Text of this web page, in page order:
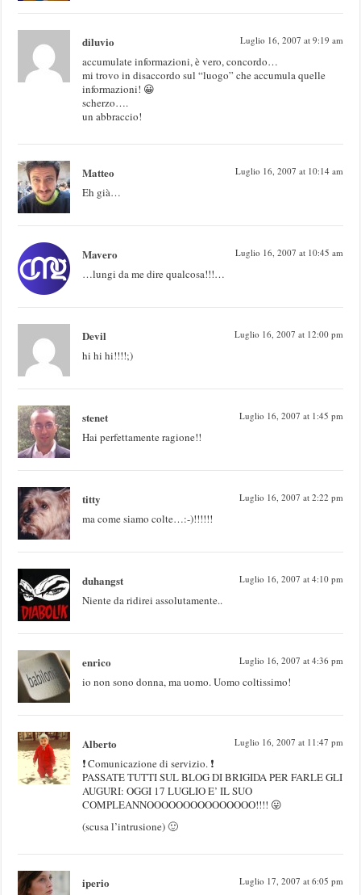
diluvio Luglio 16, 2007 at 9:19 am
accumulate informazioni, è vero, concordo…
mi trovo in disaccordo sul “luogo” che accumula quelle
informazioni! 😀
scherzo….
un abbraccio!
Matteo Luglio 16, 2007 at 10:14 am
Eh già…
Mavero Luglio 16, 2007 at 10:45 am
…lungi da me dire qualcosa!!!…
Devil Luglio 16, 2007 at 12:00 pm
hi hi hi!!!!;)
stenet Luglio 16, 2007 at 1:45 pm
Hai perfettamente ragione!!
titty Luglio 16, 2007 at 2:22 pm
ma come siamo colte…:-)!!!!!!
duhangst Luglio 16, 2007 at 4:10 pm
Niente da ridirei assolutamente..
enrico Luglio 16, 2007 at 4:36 pm
io non sono donna, ma uomo. Uomo coltissimo!
Alberto Luglio 16, 2007 at 11:47 pm
❗ Comunicazione di servizio. ❗
PASSATE TUTTI SUL BLOG DI BRIGIDA PER FARLE GLI
AUGURI: OGGI 17 LUGLIO E’ IL SUO
COMPLEANNOOOOOOOOOOOOOOO!!!! 😛
(scusa l’intrusione) 🙂
iperio Luglio 17, 2007 at 6:05 pm